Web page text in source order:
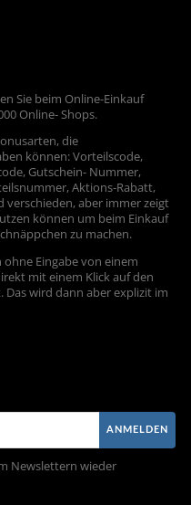
Sie beim Online-Einkauf
Online- Shops.
die
können: Vorteilscode,
Gutschein- Nummer,
Aktions-Rabatt,
verschieden, aber immer zeigt
können um beim Einkauf
zu machen.
Eingabe von einem
mit einem Klick auf den
Das wird dann aber explizit im
ANMELDEN
Newslettern wieder